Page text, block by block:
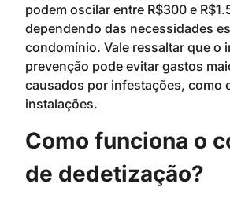
podem oscilar entre R$300 e
dependendo das necessidades
condomínio. Vale ressaltar que o
prevenção pode evitar gastos
causados por infestações, como
instalações.
Como funciona o
de dedetização?